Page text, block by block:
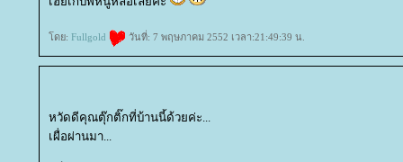
ดย: Fullgold วันที่: 7 พฤษภาคม 2552 เวลา:21:49:39 น.
หวัดดีคุณตุ๊กติ๊กที่บ้านนี้ด้วยค่ะ...
เผื่อผ่านมา...